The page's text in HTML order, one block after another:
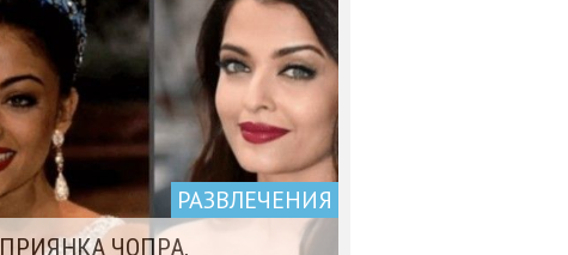
РАЗВЛЕЧЕНИЯ
ПРИЯНКА ЧОПРА,